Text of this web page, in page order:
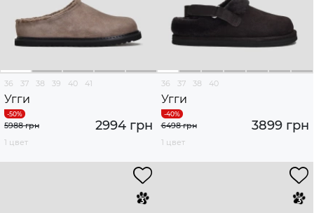
36 37 38 39 40 41
Угги
2994 грн
5988 грн
1 цвет
36 37 38 40
Угги
3899 грн
6498 грн
1 цвет